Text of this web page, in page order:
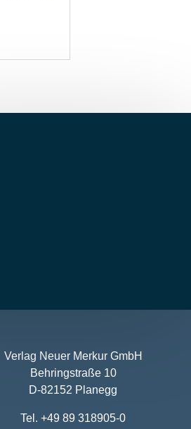
Verlag Neuer Merkur GmbH
Behringstraße 10
D-82152 Planegg
Tel. +49 89 318905-0